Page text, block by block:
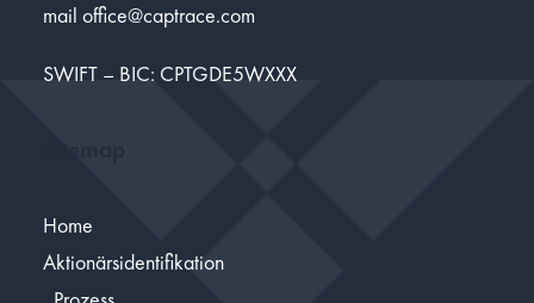
mail office@captrace.com
SWIFT – BIC: CPTGDE5WXXX
Home
Aktionärsidentifikation